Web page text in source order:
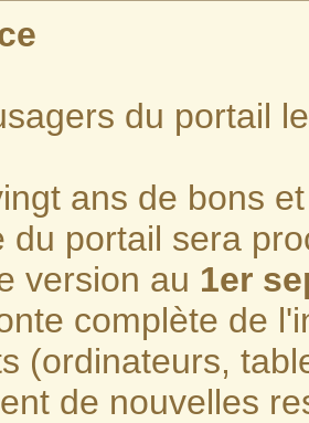
du portail
ans de bons
du portail sera
version au 1er
complète de
(ordinateurs,
de nouvelles